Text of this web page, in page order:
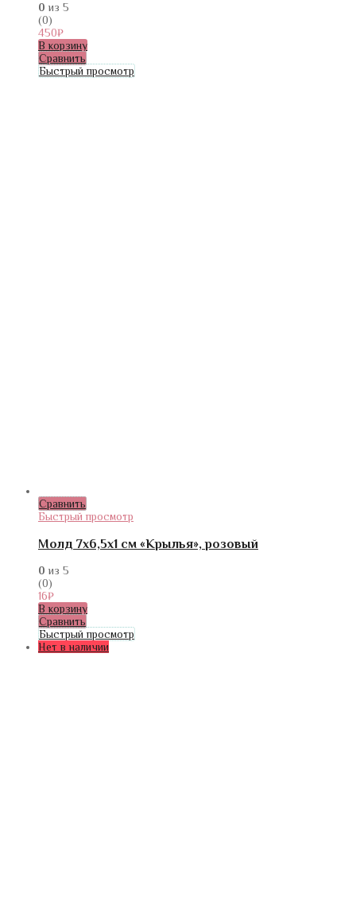
0 из 5
(0)
450₽
В корзину
Сравнить
Быстрый просмотр
Сравнить
Быстрый просмотр
Молд 7х6,5х1 см «Крылья», розовый
0 из 5
(0)
16₽
В корзину
Сравнить
Быстрый просмотр
Нет в наличии